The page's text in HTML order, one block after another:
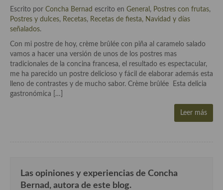
Acompañamientos
Airfryer recetas
Aderezos, salsas, vinagretas, especias, hierbas aromáticas o
aditivos
Especias, mezclas de especias
Salsas y mojos
Escrito por Concha Bernad escrito en General , Postres con frutas,
Postres y dulces, Recetas, Recetas de fiesta, Navidad y días
señalados.
Con mi postre de hoy, crème brûlée con piña al caramelo salado
vamos a hacer una versión de unos de los postres mas
tradicionales de la concina francesa, el resultado es espectacular,
me ha parecido un postre delicioso y fácil de elaborar además esta
lleno de contrastes y de mucho sabor. Crème brûlée Esta delicia
gastronómica […]
Leer más
Las opiniones y experiencias de Concha
Bernad, autora de este blog.